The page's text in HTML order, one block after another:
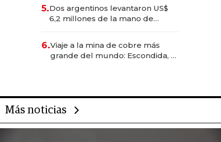
transformadoras
5.Dos argentinos levantaron US$
6,2 millones de la mano de
6.Viaje a la mina de cobre más
grande del mundo: Escondida, el
Más noticias